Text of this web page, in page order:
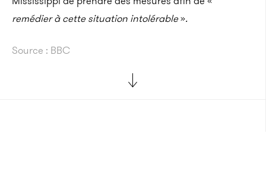
remédier à cette situation intolérable».
Source : BBC